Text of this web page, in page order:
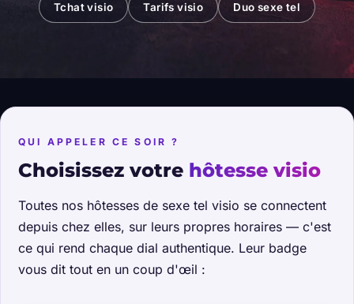
Tchat visio Tarifs visio Duo sexe tel
QUI APPELER CE SOIR ?
Choisissez votre hôtesse visio
Toutes nos hôtesses de sexe tel visio se connectent
depuis chez elles, sur leurs propres horaires — c'est
ce qui rend chaque dial authentique. Leur badge
vous dit tout en un coup d'œil :